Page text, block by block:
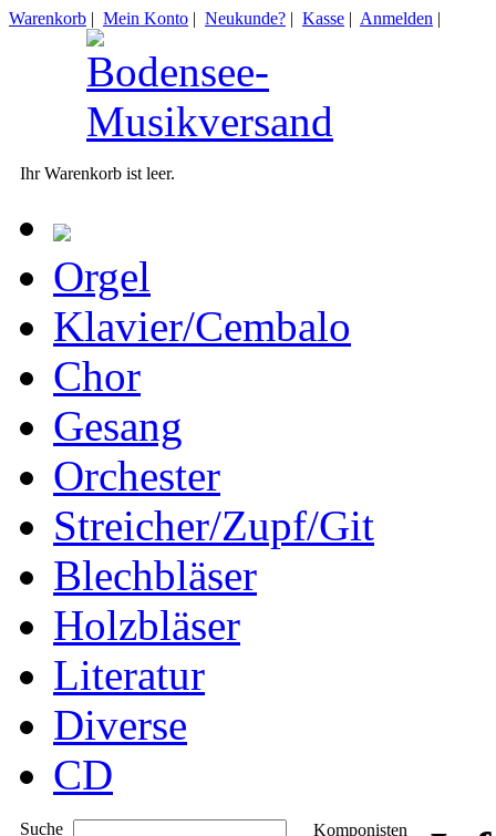
Warenkorb | Mein Konto | Neukunde? | Kasse | Anmelden |
Ihr Warenkorb ist leer.
Orgel
Klavier/Cembalo
Chor
Gesang
Orchester
Streicher/Zupf/Git
Blechbläser
Holzbläser
Literatur
Diverse
CD
Suche
Komponisten